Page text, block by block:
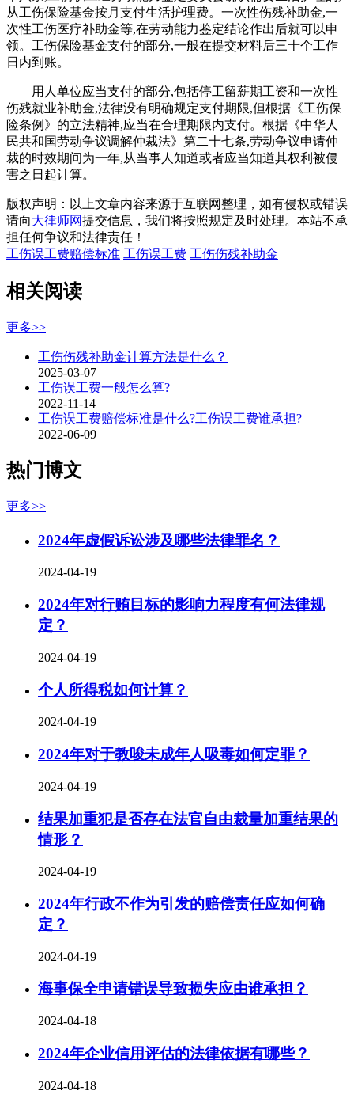
从工伤保险基金按月支付生活护理费。一次性伤残补助金,一
次性工伤医疗补助金等,在劳动能力鉴定结论作出后就可以申
领。工伤保险基金支付的部分,一般在提交材料后三十个工作
日内到账。
用人单位应当支付的部分,包括停工留薪期工资和一次性
伤残就业补助金,法律没有明确规定支付期限,但根据《工伤保
险条例》的立法精神,应当在合理期限内支付。根据《中华人
民共和国劳动争议调解仲裁法》第二十七条,劳动争议申请仲
裁的时效期间为一年,从当事人知道或者应当知道其权利被侵
害之日起计算。
版权声明：以上文章内容来源于互联网整理，如有侵权或错误
请向大律师网提交信息，我们将按照规定及时处理。本站不承
担任何争议和法律责任！
工伤误工费赔偿标准 工伤误工费 工伤伤残补助金
相关阅读
更多>>
工伤伤残补助金计算方法是什么？
2025-03-07
工伤误工费一般怎么算?
2022-11-14
工伤误工费赔偿标准是什么?工伤误工费谁承担?
2022-06-09
热门博文
更多>>
2024年虚假诉讼涉及哪些法律罪名？
2024-04-19
2024年对行贿目标的影响力程度有何法律规
定？
2024-04-19
个人所得税如何计算？
2024-04-19
2024年对于教唆未成年人吸毒如何定罪？
2024-04-19
结果加重犯是否存在法官自由裁量加重结果的
情形？
2024-04-19
2024年行政不作为引发的赔偿责任应如何确
定？
2024-04-19
海事保全申请错误导致损失应由谁承担？
2024-04-18
2024年企业信用评估的法律依据有哪些？
2024-04-18